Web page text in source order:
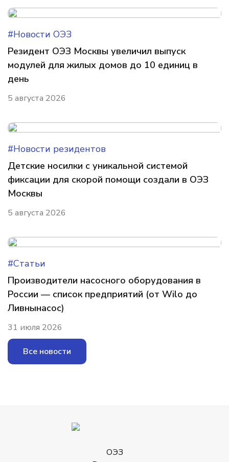
#Новости ОЭЗ
Резидент ОЭЗ Москвы увеличил выпуск
модулей для жилых домов до 10 единиц в
день
5 августа 2026
#Новости резидентов
Детские носилки с уникальной системой
фиксации для скорой помощи создали в ОЭЗ
Москвы
5 августа 2026
#Статьи
Производители насосного оборудования в
России — список предприятий (от Wilo до
Ливнынасос)
31 июля 2026
Все новости
ОЭЗ